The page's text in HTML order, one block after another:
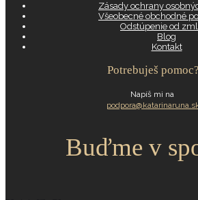
Zásady ochrany
Všeobecné obchodné
Odstúpenie od
Blog
Kontakt
Potrebuješ pomoc?
Napíš mi na
Buďme v